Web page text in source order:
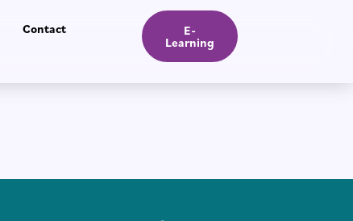
Contact E-
Learning